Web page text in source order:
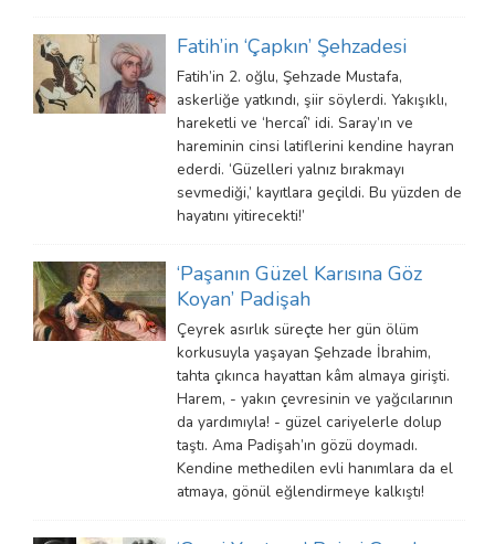
Fatih’in ‘Çapkın’ Şehzadesi
Fatih’in 2. oğlu, Şehzade Mustafa,
askerliğe yatkındı, şiir söylerdi. Yakışıklı,
hareketli ve ‘hercaî’ idi. Saray’ın ve
hareminin cinsi latiflerini kendine hayran
ederdi. ‘Güzelleri yalnız bırakmayı
sevmediği,’ kayıtlara geçildi. Bu yüzden de
hayatını yitirecekti!’
‘Paşanın Güzel Karısına Göz
Koyan’ Padişah
Çeyrek asırlık süreçte her gün ölüm
korkusuyla yaşayan Şehzade İbrahim,
tahta çıkınca hayattan kâm almaya girişti.
Harem, - yakın çevresinin ve yağcılarının
da yardımıyla! - güzel cariyelerle dolup
taştı. Ama Padişah’ın gözü doymadı.
Kendine methedilen evli hanımlara da el
atmaya, gönül eğlendirmeye kalkıştı!